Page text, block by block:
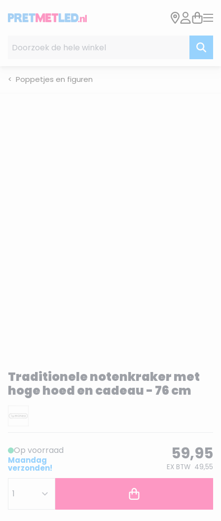
Poppetjes en figuren
Traditionele notenkraker met
hoge hoed en cadeau - 76 cm
Op voorraad
Maandag
verzonden!
59,95
EX BTW 49,55